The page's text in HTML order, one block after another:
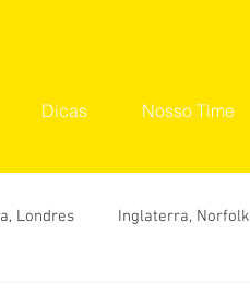
Dicas Nosso Time
Londres Inglaterra, Norfolk